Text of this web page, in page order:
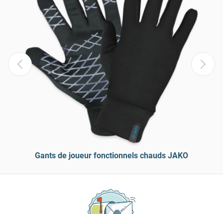
Gants de joueur fonctionnels chauds JAKO